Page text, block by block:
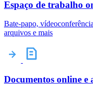
Espaço de trabalho
Bate-papo,
arquivos e mais
Documentos online e